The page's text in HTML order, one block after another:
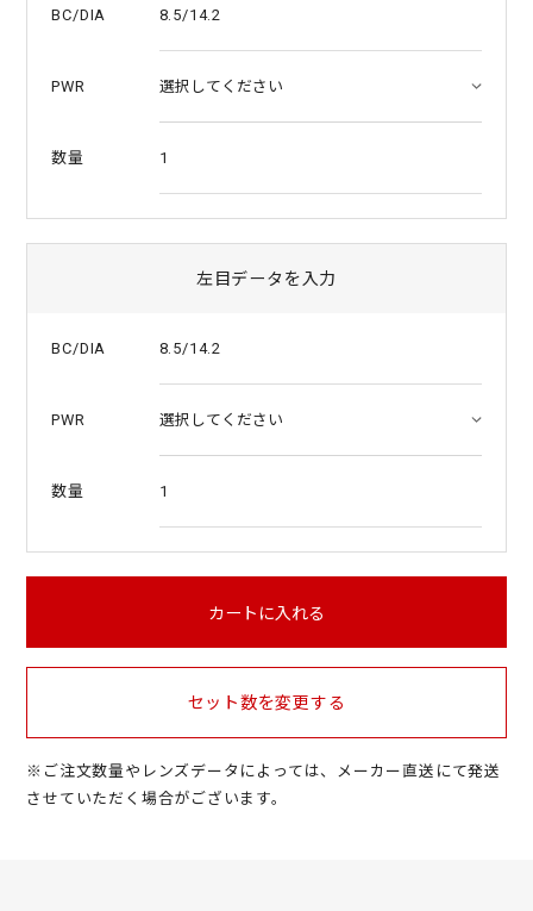
n
BC/DIA 8.5/14.2
PWR
数量 1
左目データを入力
BC/DIA 8.5/14.2
PWR
数量 1
カートに入れる
セット数を変更する
※ご注文数量やレンズデータによっては、メーカー直送にて発送
させていただく場合がございます。